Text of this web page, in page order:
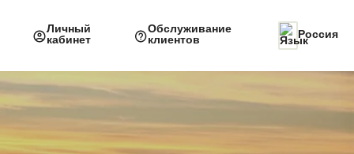
Личный
кабинет
Обслуживание
клиентов
Россия